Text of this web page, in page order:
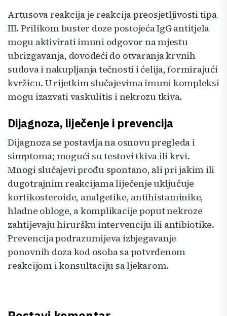
Artusova reakcija je reakcija preosjetljivosti tipa
III. Prilikom buster doze postojeća IgG antitjela
mogu aktivirati imuni odgovor na mjestu
ubrizgavanja, dovodeći do otvaranja krvnih
sudova i nakupljanja tečnosti i ćelija, formirajući
kvržicu. U rijetkim slučajevima imuni kompleksi
mogu izazvati vaskulitis i nekrozu tkiva.
Dijagnoza, liječenje i prevencija
Dijagnoza se postavlja na osnovu pregleda i
simptoma; mogući su testovi tkiva ili krvi.
Mnogi slučajevi prođu spontano, ali pri jakim ili
dugotrajnim reakcijama liječenje uključuje
kortikosteroide, analgetike, antihistaminike,
hladne obloge, a komplikacije poput nekroze
zahtijevaju hiruršku intervenciju ili antibiotike.
Prevencija podrazumijeva izbjegavanje
ponovnih doza kod osoba sa potvrđenom
reakcijom i konsultaciju sa ljekarom.